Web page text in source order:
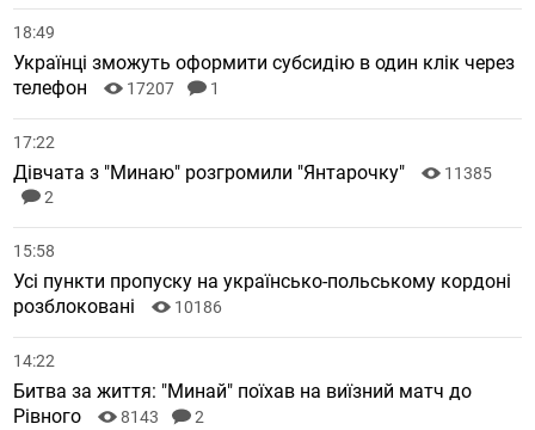
18:49
Українці зможуть оформити субсидію в один клік через
телефон
17207 1
17:22
Дівчата з "Минаю" розгромили "Янтарочку"
11385
2
15:58
Усі пункти пропуску на українсько-польському кордоні
розблоковані
10186
14:22
Битва за життя: "Минай" поїхав на виїзний матч до
Рівного
8143 2